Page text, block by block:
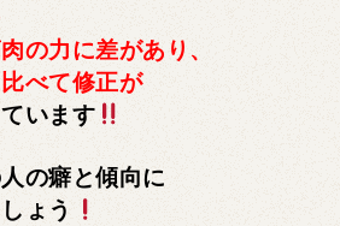
の力に差があり、
べて修正が
います
の癖と傾向に
ょう